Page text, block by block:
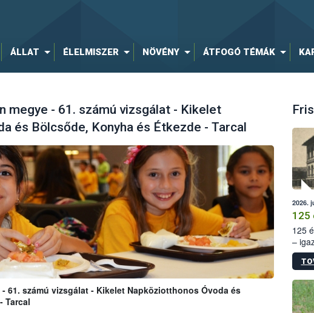
ÁLLAT ÉLELMISZER NÖVÉNY ÁTFOGÓ TÉMÁK
megye - 61. számú vizsgálat - Kikelet
és Bölcsőde, Konyha és Étkezde - Tarcal
61. számú vizsgálat - Kikelet Napköziotthonos Óvoda és
Tarcal
2026.
125
125
–
15.